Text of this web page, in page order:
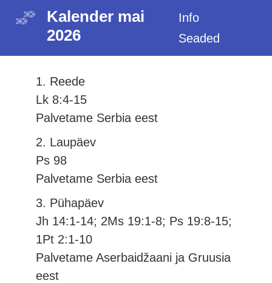
Kalender mai
2026
Info
Seaded
1. Reede
Lk 8:4-15
Palvetame Serbia eest
2. Laupäev
Ps 98
Palvetame Serbia eest
3. Pühapäev
Jh 14:1-14; 2Ms 19:1-8; Ps 19:8-15;
1Pt 2:1-10
Palvetame Aserbaidžaani ja Gruusia
eest